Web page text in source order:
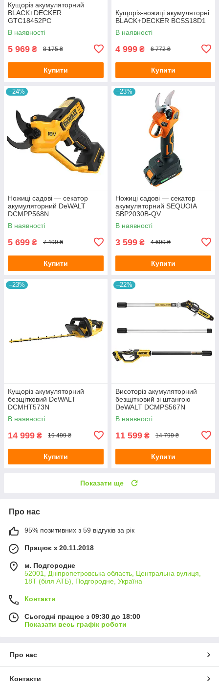
Кущоріз акумуляторний
BLACK+DECKER
GTC18452PC
В наявності
5 969 ₴ 8 175 ₴
Купити
Кущоріз-ножиці акумуляторні
BLACK+DECKER BCSS18D1
В наявності
4 999 ₴ 6 772 ₴
Купити
–24%
Ножиці садові — секатор
акумуляторний DeWALT
DCMPP568N
В наявності
5 699 ₴ 7 499 ₴
Купити
–23%
Ножиці садові — секатор
акумуляторний SEQUOIA
SBP2030B-QV
В наявності
3 599 ₴ 4 699 ₴
Купити
–23%
Кущоріз акумуляторний
безщітковий DeWALT
DCMHT573N
В наявності
14 999 ₴ 19 499 ₴
Купити
–22%
Висоторіз акумуляторний
безщітковий зі штангою
DeWALT DCMPS567N
В наявності
11 599 ₴ 14 799 ₴
Купити
Показати ще
Про нас
95% позитивних з 59 відгуків за рік
Працює з 20.11.2018
м. Подгородне
52001, Дніпропетровська область, Центральна вулиця,
18Т (біля АТБ), Подгородне, Україна
Контакти
Сьогодні працює з 09:30 до 18:00
Показати весь графік роботи
Про нас
Контакти